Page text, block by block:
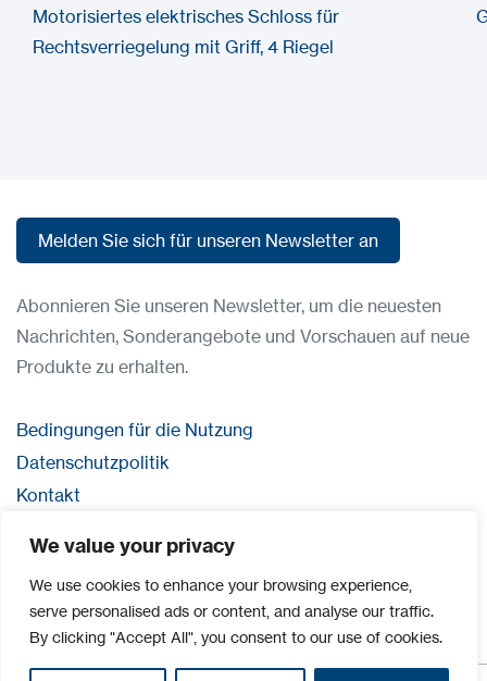
We value your privacy
We use cookies to enhance your browsing experience,
serve personalised ads or content, and analyse our traffic.
By clicking "Accept All", you consent to our use of cookies.
Motorisiertes elektrisches Schloss für
Rechtsverriegelung mit Griff, 4 Riegel
Melden Sie sich für unseren Newsletter an
Abonnieren Sie unseren Newsletter, um die neuesten
Nachrichten, Sonderangebote und Vorschauen auf neue
Produkte zu erhalten.
Bedingungen für die Nutzung
Datenschutzpolitik
Kontakt